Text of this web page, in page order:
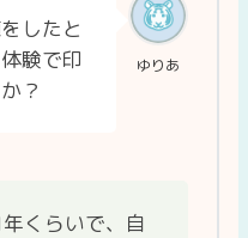
ゆりあ
したと
験で印
？
くらいで、自